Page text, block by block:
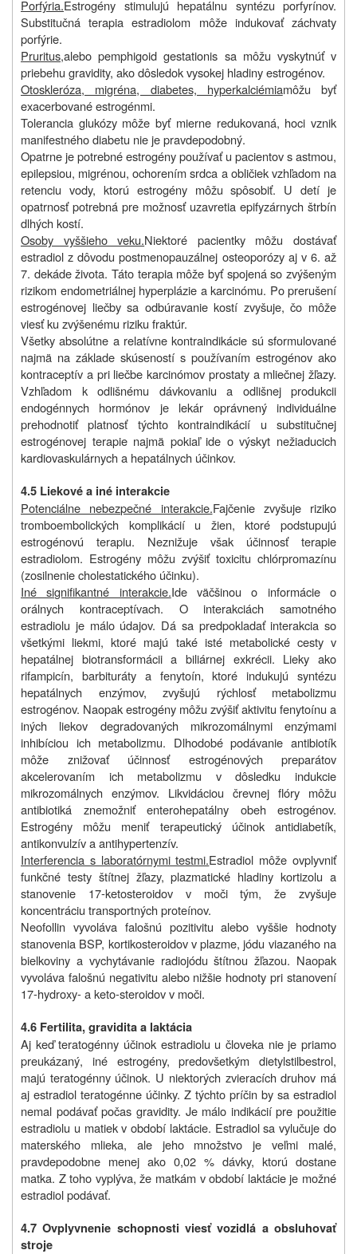
Porfýria.Estrogény stimulujú hepatálnu syntézu porfyrínov.
Substitučná terapia estradiolom môže indukovať záchvaty
porfýrie.
Pruritus,alebo pemphigoid gestationis sa môžu vyskytnúť v
priebehu gravidity, ako dôsledok vysokej hladiny estrogénov.
Otoskleróza, migréna, diabetes, hyperkalciémiamôžu byť
exacerbované estrogénmi.
Tolerancia glukózy môže byť mierne redukovaná, hoci vznik
manifestného diabetu nie je pravdepodobný.
Opatrne je potrebné estrogény používať u pacientov s astmou,
epilepsiou, migrénou, ochorením srdca a obličiek vzhľadom na
retenciu vody, ktorú estrogény môžu spôsobiť. U detí je
opatrnosť potrebná pre možnosť uzavretia epifyzárnych štrbín
dlhých kostí.
Osoby vyššieho veku.Niektoré pacientky môžu dostávať
estradiol z dôvodu postmenopauzálnej osteoporózy aj v 6. až
7. dekáde života. Táto terapia môže byť spojená so zvýšeným
rizikom endometriálnej hyperplázie a karcinómu. Po prerušení
estrogénovej liečby sa odbúravanie kostí zvyšuje, čo môže
viesť ku zvýšenému riziku fraktúr.
Všetky absolútne a relatívne kontraindikácie sú sformulované
najmä na základe skúseností s používaním estrogénov ako
kontraceptív a pri liečbe karcinómov prostaty a mliečnej žľazy.
Vzhľadom k odlišnému dávkovaniu a odlišnej produkcii
endogénnych hormónov je lekár oprávnený individuálne
prehodnotiť platnosť týchto kontraindikácií u substitučnej
estrogénovej terapie najmä pokiaľ ide o výskyt nežiaducich
kardiovaskulárnych a hepatálnych účinkov.
4.5 Liekové a iné interakcie
Potenciálne nebezpečné interakcie.Fajčenie zvyšuje riziko
tromboembolických komplikácií u žien, ktoré podstupujú
estrogénovú terapiu. Neznižuje však účinnosť terapie
estradiolom. Estrogény môžu zvýšiť toxicitu chlórpromazínu
(zosilnenie cholestatického účinku).
Iné signifikantné interakcie.Ide väčšinou o informácie o
orálnych kontraceptívach. O interakciách samotného
estradiolu je málo údajov. Dá sa predpokladať interakcia so
všetkými liekmi, ktoré majú také isté metabolické cesty v
hepatálnej biotransformácii a biliárnej exkrécii. Lieky ako
rifampicín, barbituráty a fenytoín, ktoré indukujú syntézu
hepatálnych enzýmov, zvyšujú rýchlosť metabolizmu
estrogénov. Naopak estrogény môžu zvýšiť aktivitu fenytoínu a
iných liekov degradovaných mikrozomálnymi enzýmami
inhibíciou ich metabolizmu. Dlhodobé podávanie antibiotík
môže znižovať účinnosť estrogénových preparátov
akcelerovaním ich metabolizmu v dôsledku indukcie
mikrozomálnych enzýmov. Likvidáciou črevnej flóry môžu
antibiotiká znemožniť enterohepatálny obeh estrogénov.
Estrogény môžu meniť terapeutický účinok antidiabetík,
antikonvulzív a antihypertenzív.
Interferencia s laboratórnymi testmi.Estradiol môže ovplyvniť
funkčné testy štítnej žľazy, plazmatické hladiny kortizolu a
stanovenie 17-ketosteroidov v moči tým, že zvyšuje
koncentráciu transportných proteínov.
Neofollin vyvoláva falošnú pozitivitu alebo vyššie hodnoty
stanovenia BSP, kortikosteroidov v plazme, jódu viazaného na
bielkoviny a vychytávanie radiojódu štítnou žľazou. Naopak
vyvoláva falošnú negativitu alebo nižšie hodnoty pri stanovení
17-hydroxy- a keto-steroidov v moči.
4.6 Fertilita, gravidita a laktácia
Aj keď teratogénny účinok estradiolu u človeka nie je priamo
preukázaný, iné estrogény, predovšetkým dietylstilbestrol,
majú teratogénny účinok. U niektorých zvieracích druhov má
aj estradiol teratogénne účinky. Z týchto príčin by sa estradiol
nemal podávať počas gravidity. Je málo indikácií pre použitie
estradiolu u matiek v období laktácie. Estradiol sa vylučuje do
materského mlieka, ale jeho množstvo je veľmi malé,
pravdepodobne menej ako 0,02 % dávky, ktorú dostane
matka. Z toho vyplýva, že matkám v období laktácie je možné
estradiol podávať.
4.7 Ovplyvnenie schopnosti viesť vozidlá a obsluhovať
stroje